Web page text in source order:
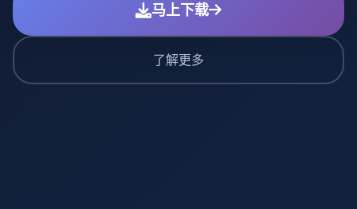
马上下载
了解更多